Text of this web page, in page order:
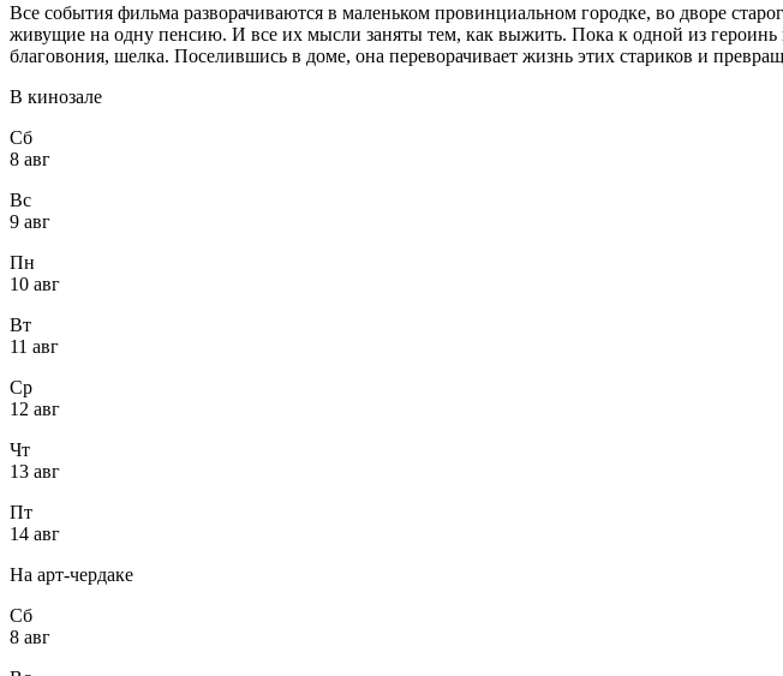
Все события фильма разворачиваются в маленьком провинциальном городке, во дворе
живущие на одну пенсию. И все их мысли заняты тем, как выжить. Пока к одной из героинь
благовония, шелка. Поселившись в доме, она переворачивает жизнь этих стариков и
В кинозале
Сб
8 авг
Вс
9 авг
Пн
10 авг
Вт
11 авг
Ср
12 авг
Чт
13 авг
Пт
14 авг
На арт-чердаке
Сб
8 авг